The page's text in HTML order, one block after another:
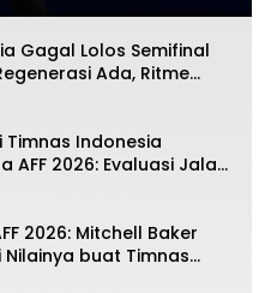
Gagal Lolos Semifinal
Ada, Ritme
Mengejar
Timnas Indonesia
AFF 2026: Evaluasi Jalan,
Sudah Dekat
2026: Mitchell Baker
buat Timnas